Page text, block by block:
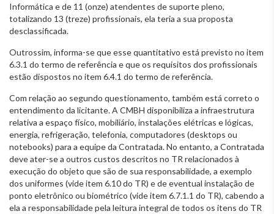
Informática e de 11 (onze) atendentes de suporte pleno,
totalizando 13 (treze) profissionais, ela teria a sua proposta
desclassificada.
Outrossim, informa-se que esse quantitativo está previsto no item
6.3.1 do termo de referência e que os requisitos dos profissionais
estão dispostos no item 6.4.1 do termo de referência.
Com relação ao segundo questionamento, também está correto o
entendimento da licitante. A CMBH disponibiliza a infraestrutura
relativa a espaço físico, mobiliário, instalações elétricas e lógicas,
energia, refrigeração, telefonia, computadores (desktops ou
notebooks) para a equipe da Contratada. No entanto, a Contratada
deve ater-se a outros custos descritos no TR relacionados à
execução do objeto que são de sua responsabilidade, a exemplo
dos uniformes (vide item 6.10 do TR) e de eventual instalação de
ponto eletrônico ou biométrico (vide item 6.7.1.1 do TR), cabendo a
ela a responsabilidade pela leitura integral de todos os itens do TR